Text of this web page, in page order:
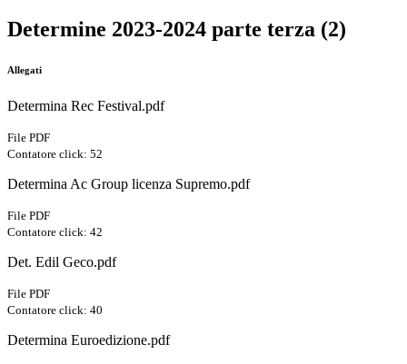
Determine 2023-2024 parte terza (2)
Allegati
Determina Rec Festival.pdf
File PDF
Contatore click: 52
Determina Ac Group licenza Supremo.pdf
File PDF
Contatore click: 42
Det. Edil Geco.pdf
File PDF
Contatore click: 40
Determina Euroedizione.pdf